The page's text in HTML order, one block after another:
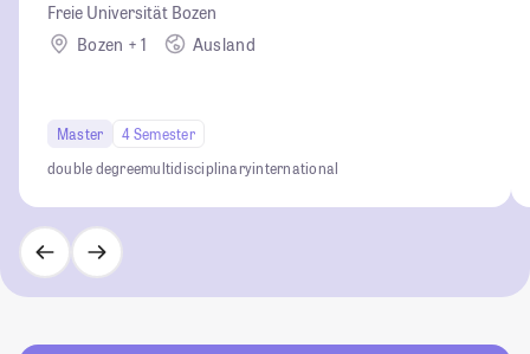
Freie Universität Bozen
Bozen + 1
Ausland
Master
4 Semester
double degreemultidisciplinaryinternational